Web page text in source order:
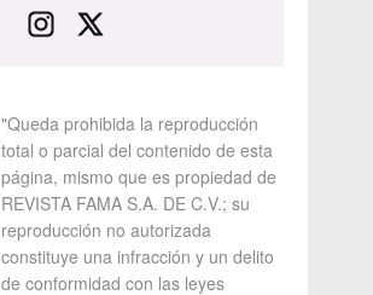
"Queda prohibida la reproducción
total o parcial del contenido de esta
página, mismo que es propiedad de
REVISTA FAMA S.A. DE C.V.; su
reproducción no autorizada
constituye una infracción y un delito
de conformidad con las leyes